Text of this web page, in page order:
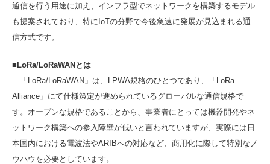
通信を行う用途に加え、インフラ型でネットワークを構築するモデル
も提案されており、特にIoTの分野で今後急速に発展が見込まれる通
信方式です。
■LoRa/LoRaWANとは
「LoRa/LoRaWAN」は、LPWA規格のひとつであり、「LoRa
Alliance」にて仕様策定が進められているグローバルな通信規格で
す。オープンな規格であることから、事業者にとっては機器開発やネ
ットワーク構築への参入障壁が低いと言われていますが、実際には日
本国内における電波法やARIBへの対応など、商用化に際して特別なノ
ウハウを必要としています。